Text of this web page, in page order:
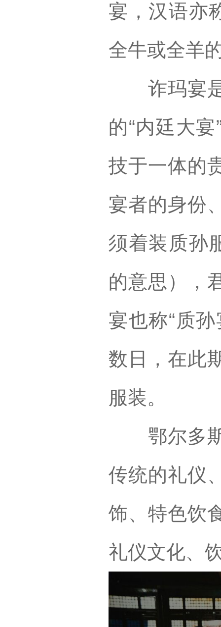
宴，汉语亦
全牛或全羊
诈玛宴是
的“内廷大
技于一体的
宴者的身份
须着装质孙
的意思），
宴也称“质
数日，在此
服装。
鄂尔多斯
传统的礼仪
饰、特色饮
礼仪文化、